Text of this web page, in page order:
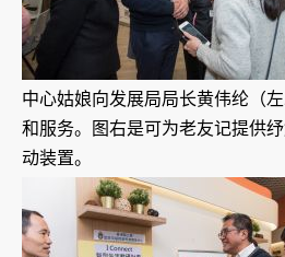
中心姑娘向发展局局长黄伟纶（
和服务。图右是可为老友记提供
动装置。